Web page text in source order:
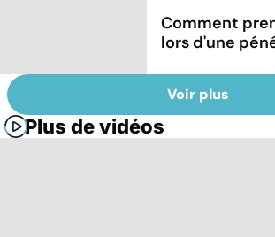
Comment
lors d'une
Voir plus
Plus de vidéos